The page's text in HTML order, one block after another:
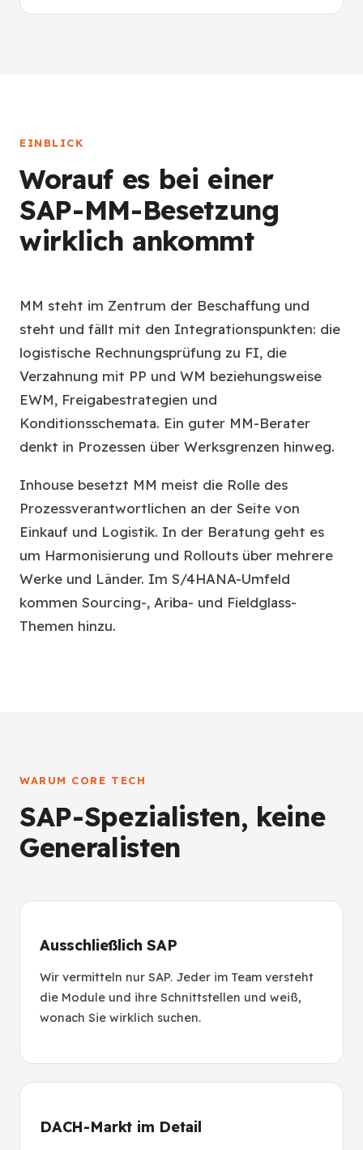
EINBLICK
Worauf es bei einer
SAP-MM-Besetzung
wirklich ankommt
MM steht im Zentrum der Beschaffung und
steht und fällt mit den Integrationspunkten: die
logistische Rechnungsprüfung zu FI, die
Verzahnung mit PP und WM beziehungsweise
EWM, Freigabestrategien und
Konditionsschemata. Ein guter MM-Berater
denkt in Prozessen über Werksgrenzen hinweg.
Inhouse besetzt MM meist die Rolle des
Prozessverantwortlichen an der Seite von
Einkauf und Logistik. In der Beratung geht es
um Harmonisierung und Rollouts über mehrere
Werke und Länder. Im S/4HANA-Umfeld
kommen Sourcing-, Ariba- und Fieldglass-
Themen hinzu.
WARUM CORE TECH
SAP-Spezialisten, keine
Generalisten
Ausschließlich SAP
Wir vermitteln nur SAP. Jeder im Team versteht
die Module und ihre Schnittstellen und weiß,
wonach Sie wirklich suchen.
DACH-Markt im Detail